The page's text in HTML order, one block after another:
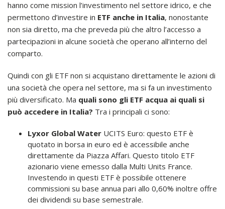
hanno come mission l’investimento nel settore idrico, e che
permettono d’investire in ETF anche in Italia, nonostante
non sia diretto, ma che preveda più che altro l’accesso a
partecipazioni in alcune società che operano all’interno del
comparto.
Quindi con gli ETF non si acquistano direttamente le azioni di
una società che opera nel settore, ma si fa un investimento
più diversificato. Ma quali sono gli ETF acqua ai quali si
può accedere in Italia? Tra i principali ci sono:
Lyxor Global Water UCITS Euro: questo ETF è
quotato in borsa in euro ed è accessibile anche
direttamente da Piazza Affari. Questo titolo ETF
azionario viene emesso dalla Multi Units France.
Investendo in questi ETF è possibile ottenere
commissioni su base annua pari allo 0,60% inoltre offre
dei dividendi su base semestrale.